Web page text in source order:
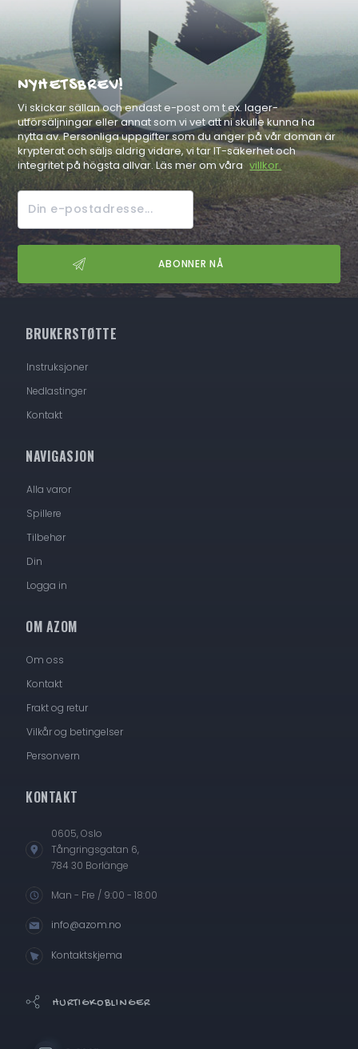
NYHETSBREV!
Vi skickar sällan och endast e-post om t.ex. lager-
utförsäljningar eller annat som vi vet att ni skulle kunna ha
nytta av. Personliga uppgifter som du anger på vår domän är
krypterat och säljs aldrig vidare, vi tar IT-säkerhet och
integritet på högsta allvar. Läs mer om våra villkor.
BRUKERSTØTTE
Instruksjoner
Nedlastinger
Kontakt
NAVIGASJON
Alla varor
Spillere
Tilbehør
Din
Logga in
OM AZOM
Om oss
Kontakt
Frakt og retur
Vilkår og betingelser
Personvern
KONTAKT
0605, Oslo
Tångringsgatan 6,
784 30 Borlänge
Man - Fre / 9:00 - 18:00
info@azom.no
Kontaktskjema
HURTIGKOBLINGER